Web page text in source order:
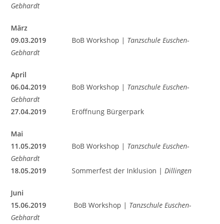
Gebhardt
März
09.03.2019 BoB Workshop | Tanzschule Euschen-
Gebhardt
April
06.04.2019 BoB Workshop | Tanzschule Euschen-
Gebhardt
27.04.2019 Eröffnung Bürgerpark
Mai
11.05.2019 BoB Workshop | Tanzschule Euschen-
Gebhardt
18.05.2019Sommerfest der Inklusion | Dillingen
Juni
15.06.2019 BoB Workshop | Tanzschule Euschen-
Gebhardt